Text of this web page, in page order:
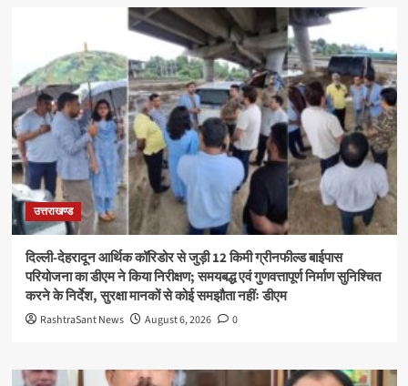
उत्तराखण्ड
दिल्ली-देहरादून आर्थिक कॉरिडोर से जुड़ी 12 किमी ग्रीनफील्ड बाईपास
परियोजना का डीएम ने किया निरीक्षण; समयबद्ध एवं गुणवत्तापूर्ण निर्माण सुनिश्चित
करने के निर्देश, सुरक्षा मानकों से कोई समझौता नहींः डीएम
RashtraSant News August 6, 2026 0